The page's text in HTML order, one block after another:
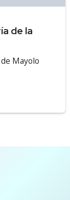
de la
Mayolo